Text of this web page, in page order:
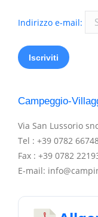
Indirizzo e-mail:
Campeggio-
Via San Lussorio
Tel : +39 0782
Fax : +39 0782
E-mail: